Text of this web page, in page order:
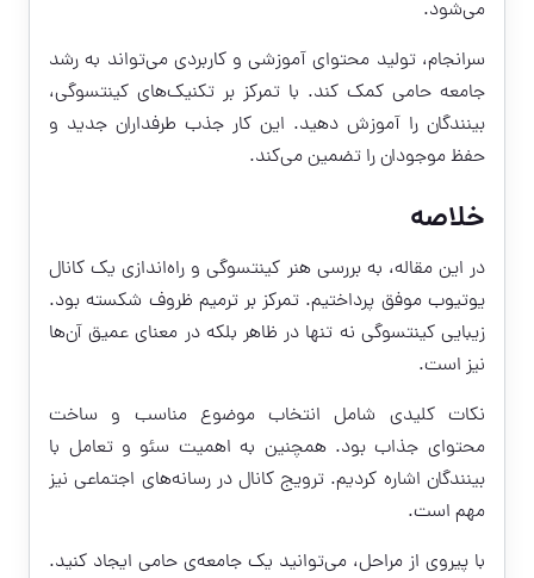
می‌شود.
سرانجام، تولید محتوای آموزشی و کاربردی می‌تواند به رشد
جامعه حامی کمک کند. با تمرکز بر تکنیک‌های کینتسوگی،
بینندگان را آموزش دهید. این کار جذب طرفداران جدید و
حفظ موجودان را تضمین می‌کند.
خلاصه
در این مقاله، به بررسی هنر کینتسوگی و راه‌اندازی یک کانال
یوتیوب موفق پرداختیم. تمرکز بر ترمیم ظروف شکسته بود.
زیبایی کینتسوگی نه تنها در ظاهر بلکه در معنای عمیق آن‌ها
نیز است.
نکات کلیدی شامل انتخاب موضوع مناسب و ساخت
محتوای جذاب بود. همچنین به اهمیت سئو و تعامل با
بینندگان اشاره کردیم. ترویج کانال در رسانه‌های اجتماعی نیز
مهم است.
با پیروی از مراحل، می‌توانید یک جامعه‌ی حامی ایجاد کنید.